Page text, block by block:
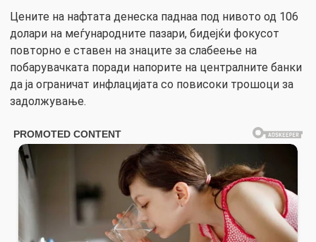
Цените на нафтата денеска паднаа под нивото од 106
долари на меѓународните пазари, бидејќи фокусот
повторно е ставен на знаците за слабеење на
побарувачката поради напорите на централните банки
да ја ограничат инфлацијата со повисоки трошоци за
задолжување.